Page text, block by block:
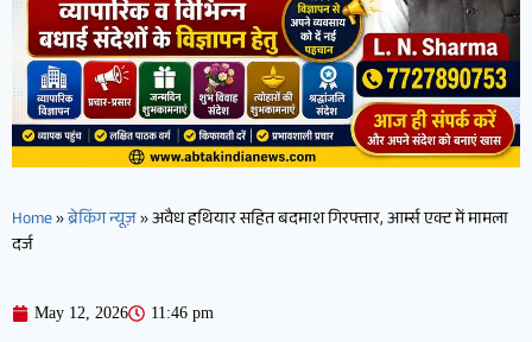
Home»ब्रेकिंग न्यूज़»अवैध हथियार सहित बदमाश गिरफ्तार, आर्म्स एक्ट में मामला
दर्ज
May 12, 2026 11:46 pm